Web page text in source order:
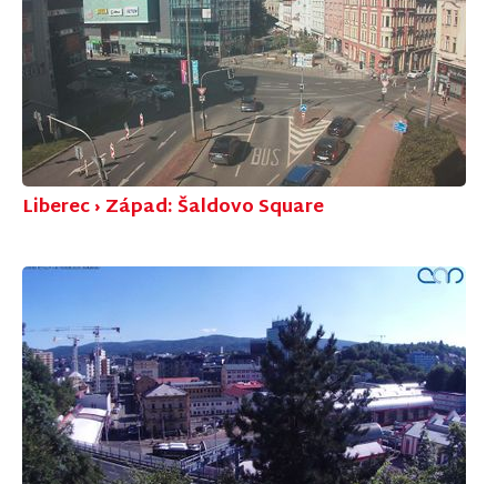
Liberec › Západ: Šaldovo Square